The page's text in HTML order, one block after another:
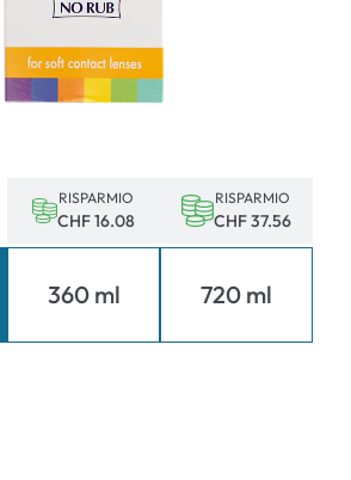
RISPARMIO
CHF 16.08
360 ml
RISPARMIO
CHF 37.56
720 ml